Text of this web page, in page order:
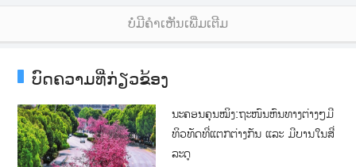
ບໍ່ມີຄໍາເຫັນເພີ່ມເຕີມ
ບົດຄວາມທີ່ກ່ຽວຂ້ອງ
ນະຄອນຄຸນໝິງ:ຖະໜົນຫົນທາງຕ່າງໆມີ
ທິວທັດທີ່ແຕກຕ່າງກັນ ແລະ ມີບານໃນສີ່
ລະດູ